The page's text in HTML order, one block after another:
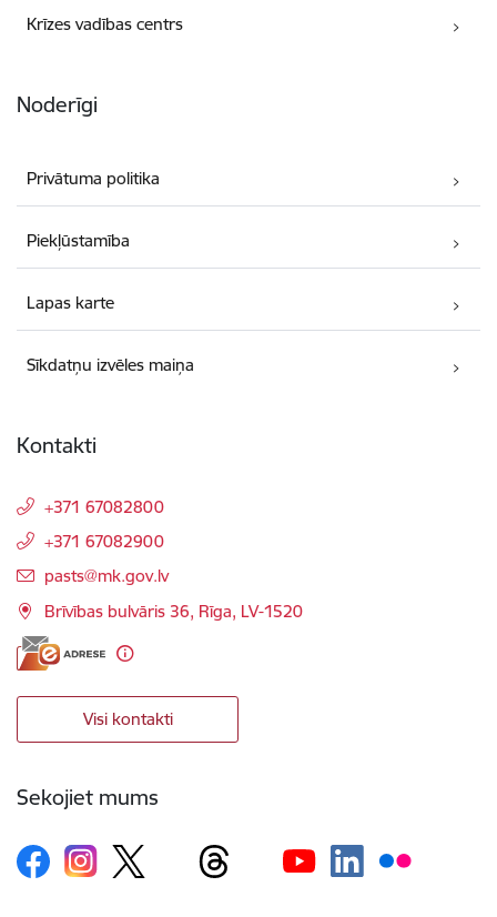
Krīzes vadības centrs
Noderīgi
Privātuma politika
Piekļūstamība
Lapas karte
Sīkdatņu izvēles maiņa
Kontakti
+371 67082800
+371 67082900
E-pasts:
pasts@mk.gov.lv
Brīvības bulvāris 36, Rīga, LV-1520
Visi kontakti
Sekojiet mums